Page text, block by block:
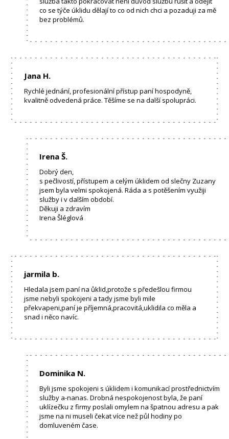
co se týče úklidu dělají to co od nich chci a pozaduji za mě
bez problémů.
Jana H.
Rychlé jednání, profesionální přístup paní hospodyně,
kvalitně odvedená práce. Těšíme se na další spolupráci.
Irena Š.
Dobrý den,
s pečlivostí, přístupem a celým úklidem od slečny Zuzany
jsem byla velmi spokojená. Ráda a s potěšením využiji
služby i v dalším období.
Děkuji a zdravím
Irena Šléglová
jarmila b.
Hledala jsem paní na ůklid,protože s předešlou firmou
jsme nebyli spokojeni a tady jsme byli mile
překvapeni,paní je příjemná,pracovitá,uklidila co měla a
snad i něco navíc.
Dominika N.
Byli jsme spokojeni s úklidem i komunikací prostřednictvím
služby a-nanas. Drobná nespokojenost byla, že paní
uklízečku z firmy poslali omylem na špatnou adresu a pak
jsme na ni museli čekat více než půl hodiny po
domluveném čase.